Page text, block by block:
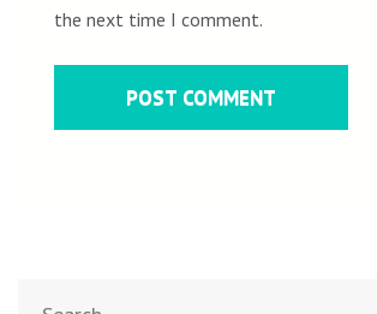
the next time I comment.